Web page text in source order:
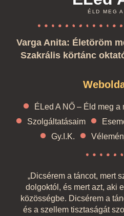
ÉLD MEG
Varga Anita: Életöröm
Szakrális körtánc
ÉLed A NŐ – Éld meg a
Szolgáltatásaim
Gy.I.K.
„Dicsérem a táncot, mert
dolgoktól, és mert azt, aki
közösségbe. Dicsérem a
és a szellem tisztaságát